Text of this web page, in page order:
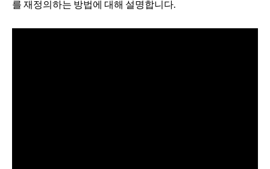
를 재정의하는 방법에 대해 설명합니다.